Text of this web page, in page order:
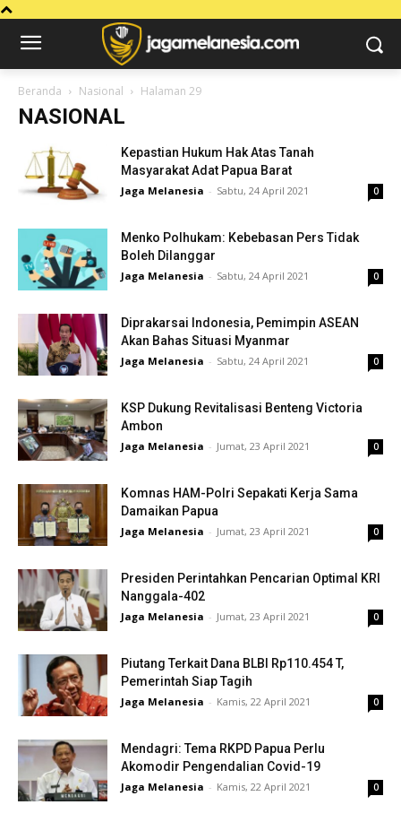
Beranda Nasional Halaman 29
NASIONAL
Kepastian Hukum Hak Atas Tanah
Masyarakat Adat Papua Barat
Jaga Melanesia - Sabtu, 24 April 2021 0
Menko Polhukam: Kebebasan Pers Tidak
Boleh Dilanggar
Jaga Melanesia - Sabtu, 24 April 2021 0
Diprakarsai Indonesia, Pemimpin ASEAN
Akan Bahas Situasi Myanmar
Jaga Melanesia - Sabtu, 24 April 2021 0
KSP Dukung Revitalisasi Benteng Victoria
Ambon
Jaga Melanesia - Jumat, 23 April 2021 0
Komnas HAM-Polri Sepakati Kerja Sama
Damaikan Papua
Jaga Melanesia - Jumat, 23 April 2021 0
Presiden Perintahkan Pencarian Optimal KRI
Nanggala-402
Jaga Melanesia - Jumat, 23 April 2021 0
Piutang Terkait Dana BLBI Rp110.454 T,
Pemerintah Siap Tagih
Jaga Melanesia - Kamis, 22 April 2021 0
Mendagri: Tema RKPD Papua Perlu
Akomodir Pengendalian Covid-19
Jaga Melanesia - Kamis, 22 April 2021 0